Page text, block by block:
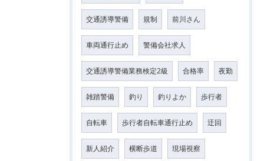
交通誘導警備 規制 前川さん
車両通行止め 警備会社求人
交通誘導警備業務検定2級 合格率 夜勤
雑踏警備 釣り 釣りよか 歩行者
自転車 歩行者自転車通行止め 迂回
新人紹介 横断歩道 現場視察